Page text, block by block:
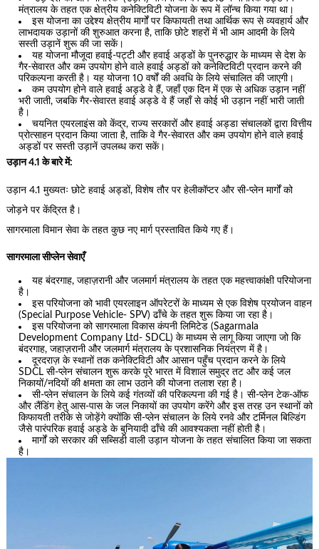
मंत्रालय के तहत एक क्षेत्रीय कनेक्टिविटी योजना के रूप में लॉन्च किया गया था।
इस योजना का उद्देश्य क्षेत्रीय मार्गों पर किफायती तथा आर्थिक रूप से व्यवहार्य और
लाभदायक उड़ानों की शुरुआत करना है, ताकि छोटे शहरों में भी आम आदमी के लिये
सस्ती उड़ानें शुरू की जा सकें।
यह योजना मौजूदा हवाई-पट्टी और हवाई अड्डों के पुनरुद्धार के माध्यम से देश के
गैर-सेवारत और कम उपयोग होने वाले हवाई अड्डों को कनेक्टिविटी प्रदान करने की
परिकल्पना करती है। यह योजना 10 वर्षों की अवधि के लिये संचालित की जाएगी।
कम उपयोग होने वाले हवाई अड्डे वे हैं, जहाँ एक दिन में एक से अधिक उड़ान नहीं
भरी जाती, जबकि गैर-सेवारत हवाई अड्डे वे हैं जहाँ से कोई भी उड़ान नहीं भारी जाती
है।
चयनित एयरलाइंस को केंद्र, राज्य सरकारों और हवाई अड्डा संचालकों द्वारा वित्तीय
प्रोत्साहन प्रदान किया जाता है, ताकि वे गैर-सेवारत और कम उपयोग होने वाले हवाई
अड्डों पर सस्ती उड़ानें उपलब्ध करा सकें।
उड़ान 4.1 के बारे में:
उड़ान 4.1 मुख्यतः छोटे हवाई अड्डों, विशेष तौर पर हेलीकॉप्टर और सी-प्लेन मार्गों को
जोड़ने पर केंद्रित है।
सागरमाला विमान सेवा के तहत कुछ नए मार्ग प्रस्तावित किये गए हैं।
सागरमाला सीप्लेन सेवाएँ
यह बंदरगाह, जहाज़रानी और जलमार्ग मंत्रालय के तहत एक महत्त्वाकांक्षी परियोजना
है।
इस परियोजना को भावी एयरलाइन ऑपरेटरों के माध्यम से एक विशेष प्रयोजन वाहन
(Special Purpose Vehicle- SPV) ढाँचे के तहत शुरू किया जा रहा है।
इस परियोजना को सागरमाला विकास कंपनी लिमिटेड (Sagarmala
Development Company Ltd- SDCL) के माध्यम से लागू किया जाएगा जो कि
बंदरगाह, जहाज़रानी और जलमार्ग मंत्रालय के प्रशासनिक नियंत्रण में है।
दूरदराज़ के स्थानों तक कनेक्टिविटी और आसान पहुँच प्रदान करने के लिये
SDCL सी-प्लेन संचालन शुरू करके पूरे भारत में विशाल समुद्र तट और कई जल
निकायों/नदियों की क्षमता का लाभ उठाने की योजना तलाश रहा है।
सी-प्लेन संचालन के लिये कई गंतव्यों की परिकल्पना की गई है। सी-प्लेन टेक-ऑफ
और लैंडिंग हेतु आस-पास के जल निकायों का उपयोग करेंगे और इस तरह उन स्थानों को
किफायती तरीके से जोड़ेंगे क्योंकि सी-प्लेन संचालन के लिये रनवे और टर्मिनल बिल्डिंग
जैसे पारंपरिक हवाई अड्डे के बुनियादी ढाँचे की आवश्यकता नहीं होती है।
मार्गों को सरकार की सब्सिडी वाली उड़ान योजना के तहत संचालित किया जा सकता
है।